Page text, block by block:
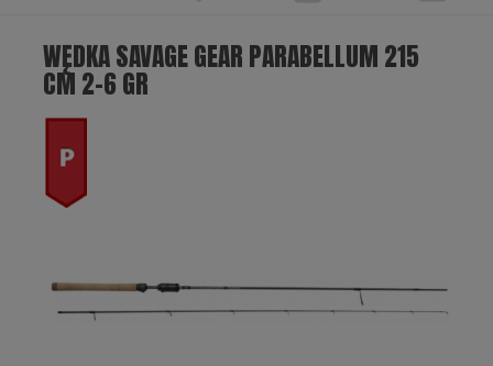
WĘDKA SAVAGE GEAR PARABELLUM 215
CM 2-6 GR